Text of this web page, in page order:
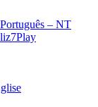
Português – NT